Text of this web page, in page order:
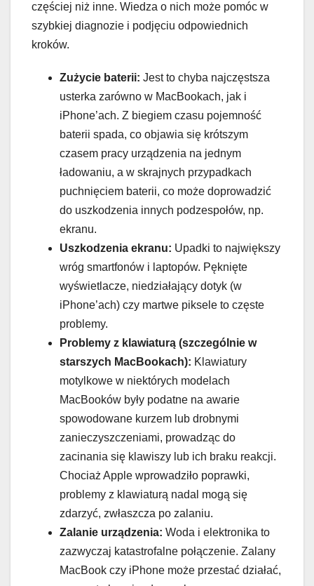
częściej niż inne. Wiedza o nich może pomóc w
szybkiej diagnozie i podjęciu odpowiednich
kroków.
Zużycie baterii: Jest to chyba najczęstsza
usterka zarówno w MacBookach, jak i
iPhone’ach. Z biegiem czasu pojemność
baterii spada, co objawia się krótszym
czasem pracy urządzenia na jednym
ładowaniu, a w skrajnych przypadkach
puchnięciem baterii, co może doprowadzić
do uszkodzenia innych podzespołów, np.
ekranu.
Uszkodzenia ekranu: Upadki to największy
wróg smartfonów i laptopów. Pęknięte
wyświetlacze, niedziałający dotyk (w
iPhone’ach) czy martwe piksele to częste
problemy.
Problemy z klawiaturą (szczególnie w
starszych MacBookach): Klawiatury
motylkowe w niektórych modelach
MacBooków były podatne na awarie
spowodowane kurzem lub drobnymi
zanieczyszczeniami, prowadząc do
zacinania się klawiszy lub ich braku reakcji.
Chociaż Apple wprowadziło poprawki,
problemy z klawiaturą nadal mogą się
zdarzyć, zwłaszcza po zalaniu.
Zalanie urządzenia: Woda i elektronika to
zazwyczaj katastrofalne połączenie. Zalany
MacBook czy iPhone może przestać działać,